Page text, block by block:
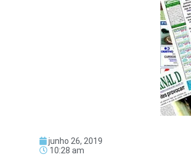
junho 26, 2019
10:28 am